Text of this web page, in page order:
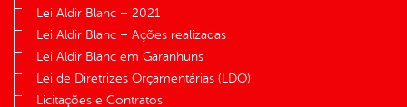
Lei Aldir Blanc – 2021
Lei Aldir Blanc – Ações realizadas
Lei Aldir Blanc em Garanhuns
Lei de Diretrizes Orçamentárias (LDO)
Licitações e Contratos